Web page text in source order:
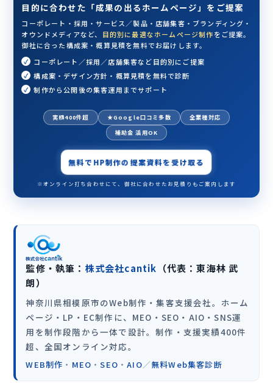
目的に合わせた「成果の出るホームページ」をご提案
コーポレート・採用・サービス／製品・店舗集客・ブランディング・
オウンドメディアなど、 目的別に最適なホームページ制作をご提案。
御社に合った構成案・概算見積を無料でお届けします。
コーポレート／採用／店舗集客など目的別にご提案
構成案・デザイン方針・概算見積を無料で診断
制作から公開後の集客運用までサポート
実績400件超 ★Google口コミ多数
全業種対応
補助金 活用OK
無料でHP制作の提案資料を受け取る
※オンライン打ち合わせにて、御社に合わせたお見積りもご案内します
監修・執筆： 株式会社cantik （代表：東海林 武
朗）
神奈川県相模原市のWeb制作・集客支援会社。ホーム
ページ・LP・EC制作に、MEO・SEO・AIO・SNS運
用を制作段階から一体で設計。制作・支援実績400件
超、全国オンライン対応。
WEB制作 ・ MEO ・SEO ・AIO／無料Web集客診断